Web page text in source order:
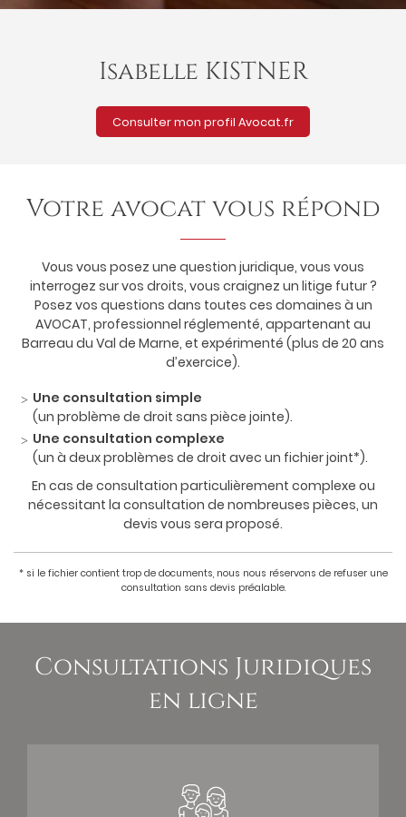
désinscrire à tout moment en utilisant
le formulaire de désinscription
Isabelle KISTNER
Consulter mon profil Avocat.fr
Votre avocat vous répond
Vous vous posez une question juridique, vous vous
interrogez sur vos droits, vous craignez un litige futur ?
Posez vos questions dans toutes ces domaines à un
AVOCAT, professionnel réglementé, appartenant au
Barreau du Val de Marne, et expérimenté (plus de 20 ans
d’exercice).
Une consultation simple
(un problème de droit sans pièce jointe).
Une consultation complexe
(un à deux problèmes de droit avec un fichier joint*).
En cas de consultation particulièrement complexe ou
nécessitant la consultation de nombreuses pièces, un
devis vous sera proposé.
* si le fichier contient trop de documents, nous nous réservons de refuser une
consultation sans devis préalable.
Consultations Juridiques
en ligne